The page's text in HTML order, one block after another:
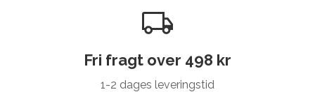
Fri fragt over 498 kr
1-2 dages leveringstid